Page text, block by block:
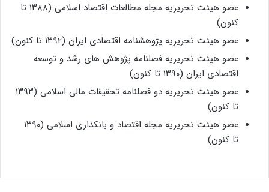
عضو هیئت تحریریه مجله مطالعات اقتصاد اسلامی (۱۳۸۸ تا
کنون)
عضو هیئت تحریریه پژوهشنامه اقتصادی ایران (۱۳۹۲ تا کنون)
عضو هیئت تحریریه فصلنامه پژوهش های رشد و توسعه
اقتصادی ایران (۱۳۹۰ تا کنون)
عضو هیئت تحریریه دو فصلنامه تحقیقات مالی اسلامی (۱۳۹۳
تا کنون)
عضو هیئت تحریریه مجله اقتصاد و بانکداری اسلامی (۱۳۹۰
تا کنون)